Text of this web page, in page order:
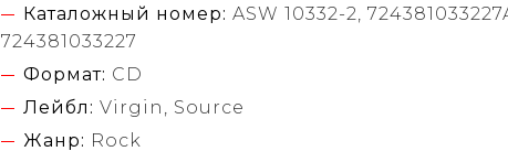
Каталожный номер: ASW 10332-2,
724381033227
Формат: CD
Лейбл: Virgin, Source
Жанр: Rock